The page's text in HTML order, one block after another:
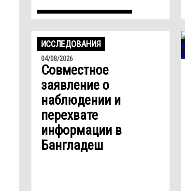
ИССЛЕДОВАНИЯ
04/08/2026
Совместное
заявление о
наблюдении и
перехвате
информации в
Бангладеш